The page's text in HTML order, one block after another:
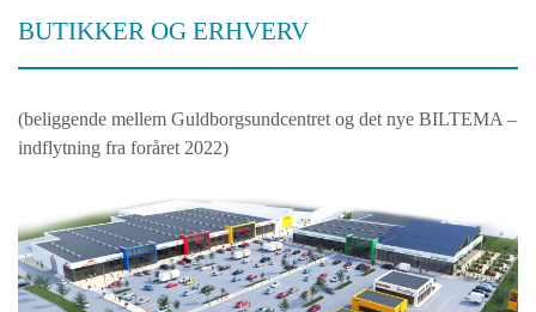
BUTIKKER OG ERHVERV
(beliggende mellem Guldborgsundcentret og det nye BILTEMA –
indflytning fra foråret 2022)